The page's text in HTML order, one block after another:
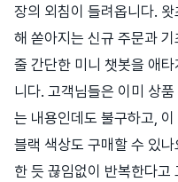
장의 외침이 들려옵니다.
해 쏟아지는 신규 주문과
줄 간단한 미니 챗봇을 애
니다. 고객님들은 이미 상
는 내용인데도 불구하고,
블랙 색상도 구매할 수 있
한 듯 끊임없이 반복한다고